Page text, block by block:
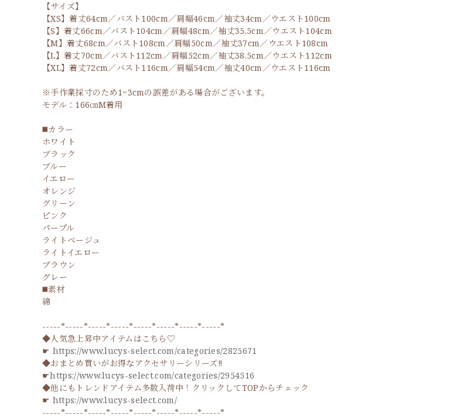
【サイズ】
【XS】着丈64cm／バスト100cm／肩幅46cm／袖丈34cm／ウエスト100cm
【S】着丈66cm／バスト104cm／肩幅48cm／袖丈35.5cm／ウエスト104cm
【M】着丈68cm／バスト108cm／肩幅50cm／袖丈37cm／ウエスト108cm
【L】着丈70cm／バスト112cm／肩幅52cm／袖丈38.5cm／ウエスト112cm
【XL】着丈72cm／バスト116cm／肩幅54cm／袖丈40cm／ウエスト116cm
※手作業採寸のため1~3cmの誤差がある場合がございます。
モデル：166㎝M着用
◼️カラー
ホワイト
ブラック
ブルー
イエロー
オレンジ
グリーン
ピンク
パープル
ライトベージュ
ライトイエロー
ブラウン
グレー
◼️素材
綿
-----*-----*-----*-----*-----*-----*-----*-----*
◆人気急上昇中アイテムはこちら♡
☛ https://www.lucys-select.com/categories/2825671
◆おまとめ買いがお得なアクセサリーシリーズ‼
☛https://www.lucys-select.com/categories/2954516
◆他にもトレンドアイテム多数入荷中！クリックしてTOPからチェック
☛ https://www.lucys-select.com/
-----*-----*-----*-----*-----*-----*-----*-----*